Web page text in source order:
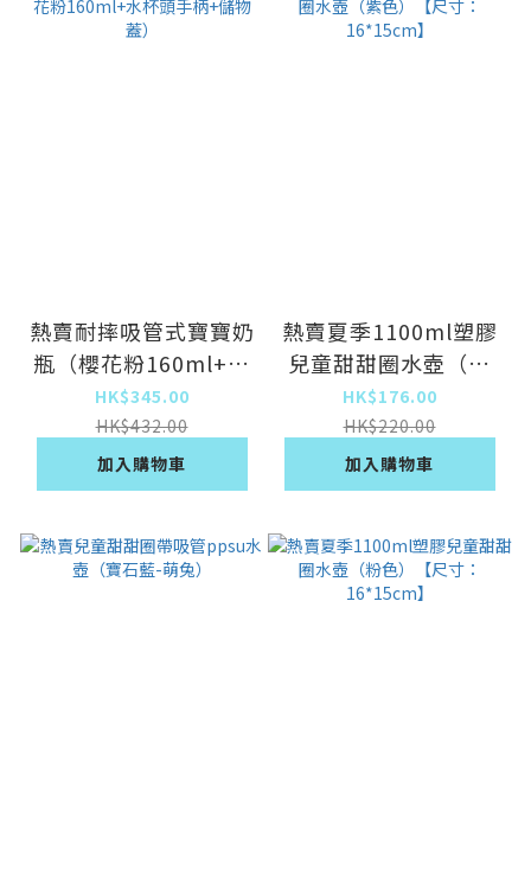
熱賣耐摔吸管式寶寶奶
瓶（櫻花粉160ml+水
杯頭手柄+儲物蓋）
HK$345.00
HK$432.00
加入購物車
熱賣夏季1100ml塑膠
兒童甜甜圈水壺（紫
色）【尺寸：
16*15cm】
HK$176.00
HK$220.00
加入購物車